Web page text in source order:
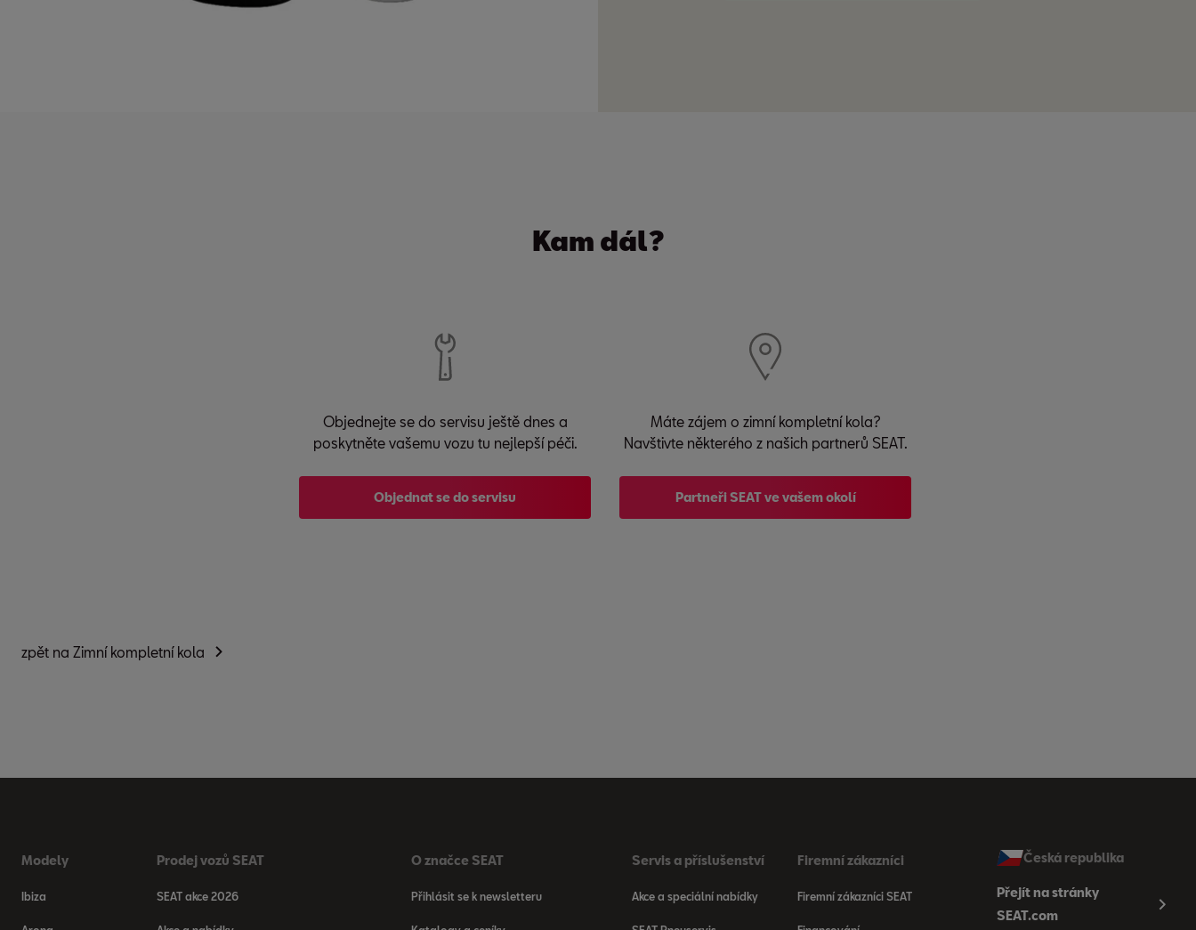
Kam dál?
Objednejte se do servisu ještě dnes a
poskytněte vašemu vozu tu nejlepší péči.
Objednat se do servisu
Máte zájem o zimní kompletní kola?
Navštivte některého z našich partnerů SEAT.
Partneři SEAT ve vašem okolí
zpět na Zimní kompletní kola
Modely
Ibiza
Prodej vozů SEAT
SEAT akce 2026
O značce SEAT
Přihlásit se k newsletteru
Servis a příslušenství
Akce a speciální nabídky
Firemní zákazníci
Firemní zákazníci SEAT
Česká republika
Přejít na stránky
SEAT.com